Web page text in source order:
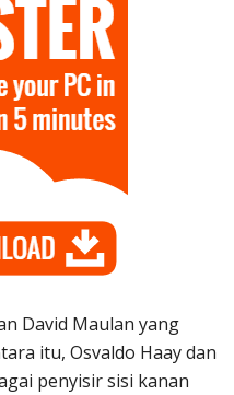
David Maulan yang
itu, Osvaldo Haay dan
penyisir sisi kanan